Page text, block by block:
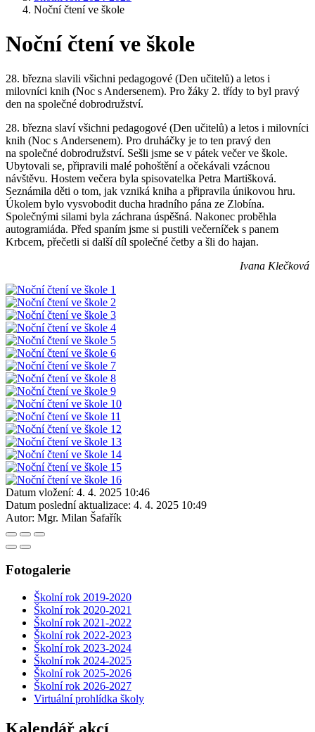
Noční čtení ve škole
Noční čtení ve škole
28. března slavili všichni pedagogové (Den učitelů) a letos i
milovníci knih (Noc s Andersenem). Pro žáky 2. třídy to byl pravý
den na společné dobrodružství.
28. března slaví všichni pedagogové (Den učitelů) a letos i milovníci
knih (Noc s Andersenem). Pro druháčky je to ten pravý den
na společné dobrodružství. Sešli jsme se v pátek večer ve škole.
Ubytovali se, připravili malé pohoštění a očekávali vzácnou
návštěvu. Hostem večera byla spisovatelka Petra Martišková.
Seznámila děti o tom, jak vzniká kniha a připravila únikovou hru.
Úkolem bylo vysvobodit ducha hradního pána ze Zlobína.
Společnými silami byla záchrana úspěšná. Nakonec proběhla
autogramiáda. Před spaním jsme si pustili večerníček s panem
Krbcem, přečetli si další díl společné četby a šli do hajan.
Ivana Klečková
Datum vložení: 4. 4. 2025 10:46
Datum poslední aktualizace: 4. 4. 2025 10:49
Autor: Mgr. Milan Šafařík
Fotogalerie
Školní rok 2019-2020
Školní rok 2020-2021
Školní rok 2021-2022
Školní rok 2022-2023
Školní rok 2023-2024
Školní rok 2024-2025
Školní rok 2025-2026
Školní rok 2026-2027
Virtuální prohlídka školy